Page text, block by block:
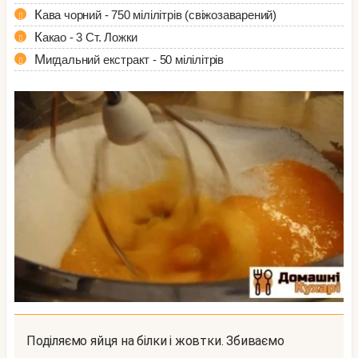
Кава чорний - 750 мілілітрів (свіжозаварений)
Какао - 3 Ст. Ложки
Мигдальний екстракт - 50 мілілітрів
Поділяємо яйця на білки і жовтки. Збиваємо